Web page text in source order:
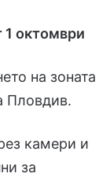
1 октомври
на зоната
Пловдив.
камери и
за